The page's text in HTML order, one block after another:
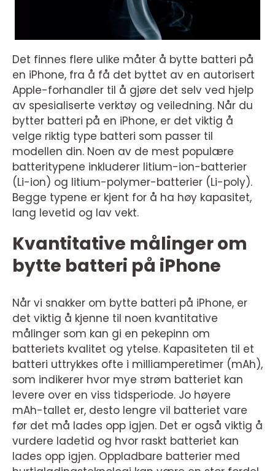
Det finnes flere ulike måter å bytte batteri på
en iPhone, fra å få det byttet av en autorisert
Apple-forhandler til å gjøre det selv ved hjelp
av spesialiserte verktøy og veiledning. Når du
bytter batteri på en iPhone, er det viktig å
velge riktig type batteri som passer til
modellen din. Noen av de mest populære
batteritypene inkluderer litium-ion-batterier
(Li-ion) og litium-polymer-batterier (Li-poly).
Begge typene er kjent for å ha høy kapasitet,
lang levetid og lav vekt.
Kvantitative målinger om
bytte batteri på iPhone
Når vi snakker om bytte batteri på iPhone, er
det viktig å kjenne til noen kvantitative
målinger som kan gi en pekepinn om
batteriets kvalitet og ytelse. Kapasiteten til et
batteri uttrykkes ofte i milliamperetimer (mAh),
som indikerer hvor mye strøm batteriet kan
levere over en viss tidsperiode. Jo høyere
mAh-tallet er, desto lengre vil batteriet vare
før det må lades opp igjen. Det er også viktig å
vurdere ladetid og hvor raskt batteriet kan
lades opp igjen. Oppladbare batterier med